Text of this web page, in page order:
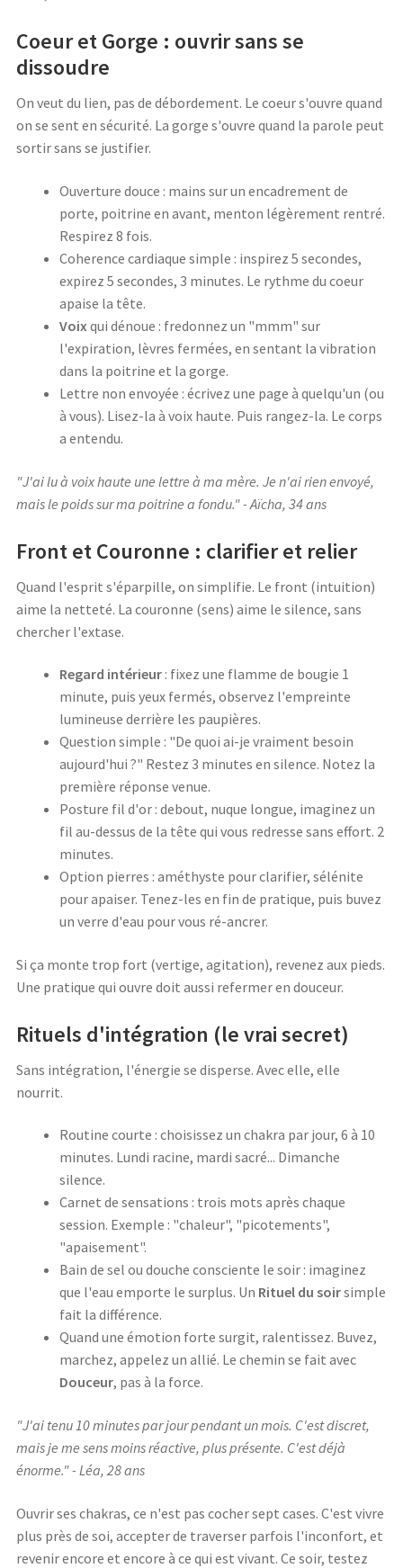
Coeur et Gorge : ouvrir sans se
dissoudre
On veut du lien, pas de débordement. Le coeur s'ouvre quand
on se sent en sécurité. La gorge s'ouvre quand la parole peut
sortir sans se justifier.
Ouverture douce : mains sur un encadrement de
porte, poitrine en avant, menton légèrement rentré.
Respirez 8 fois.
Coherence cardiaque simple : inspirez 5 secondes,
expirez 5 secondes, 3 minutes. Le rythme du coeur
apaise la tête.
Voix qui dénoue : fredonnez un "mmm" sur
l'expiration, lèvres fermées, en sentant la vibration
dans la poitrine et la gorge.
Lettre non envoyée : écrivez une page à quelqu'un (ou
à vous). Lisez-la à voix haute. Puis rangez-la. Le corps
a entendu.
"J'ai lu à voix haute une lettre à ma mère. Je n'ai rien envoyé,
mais le poids sur ma poitrine a fondu." - Aïcha, 34 ans
Front et Couronne : clarifier et relier
Quand l'esprit s'éparpille, on simplifie. Le front (intuition)
aime la netteté. La couronne (sens) aime le silence, sans
chercher l'extase.
Regard intérieur : fixez une flamme de bougie 1
minute, puis yeux fermés, observez l'empreinte
lumineuse derrière les paupières.
Question simple : "De quoi ai-je vraiment besoin
aujourd'hui ?" Restez 3 minutes en silence. Notez la
première réponse venue.
Posture fil d'or : debout, nuque longue, imaginez un
fil au-dessus de la tête qui vous redresse sans effort. 2
minutes.
Option pierres : améthyste pour clarifier, sélénite
pour apaiser. Tenez-les en fin de pratique, puis buvez
un verre d'eau pour vous ré-ancrer.
Si ça monte trop fort (vertige, agitation), revenez aux pieds.
Une pratique qui ouvre doit aussi refermer en douceur.
Rituels d'intégration (le vrai secret)
Sans intégration, l'énergie se disperse. Avec elle, elle
nourrit.
Routine courte : choisissez un chakra par jour, 6 à 10
minutes. Lundi racine, mardi sacré... Dimanche
silence.
Carnet de sensations : trois mots après chaque
session. Exemple : "chaleur", "picotements",
"apaisement".
Bain de sel ou douche consciente le soir : imaginez
que l'eau emporte le surplus. Un Rituel du soirsimple
fait la différence.
Quand une émotion forte surgit, ralentissez. Buvez,
marchez, appelez un allié. Le chemin se fait avec
Douceur, pas à la force.
"J'ai tenu 10 minutes par jour pendant un mois. C'est discret,
mais je me sens moins réactive, plus présente. C'est déjà
énorme." - Léa, 28 ans
Ouvrir ses chakras, ce n'est pas cocher sept cases. C'est vivre
plus près de soi, accepter de traverser parfois l'inconfort, et
revenir encore et encore à ce qui est vivant. Ce soir, testez